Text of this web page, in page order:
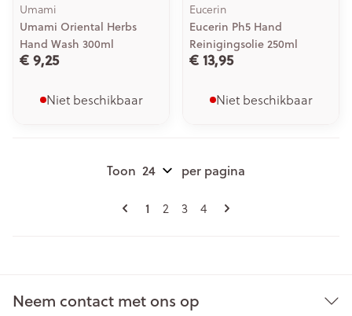
Umami
Umami Oriental Herbs
Hand Wash 300ml
€ 9,25
Niet beschikbaar
Eucerin
Eucerin Ph5 Hand
Reinigingsolie 250ml
€ 13,95
Niet beschikbaar
Pagina's
U lees momenteel pagina
1 Pagina
2 Pagina
3 Pagina
4
Toon per pagina
Neem contact met ons op